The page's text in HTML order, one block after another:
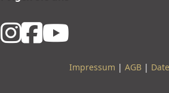
INSTAGRAM
FACEBOOK
YOUTUBE
Impressum | AGB |